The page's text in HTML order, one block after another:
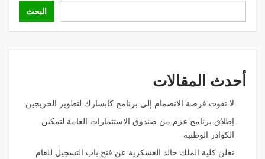
البحث
أحدث المقالات
لا تفوت فرصة الانضمام إلى برنامج كابسارك لتطوير الخريجين
إطلاق برنامج عزم من صندوق الاستثمارات العامة لتمكين
الكوادر الوطنية
تعلن كلية الملك خالد العسكرية عن فتح باب التسجيل للعام